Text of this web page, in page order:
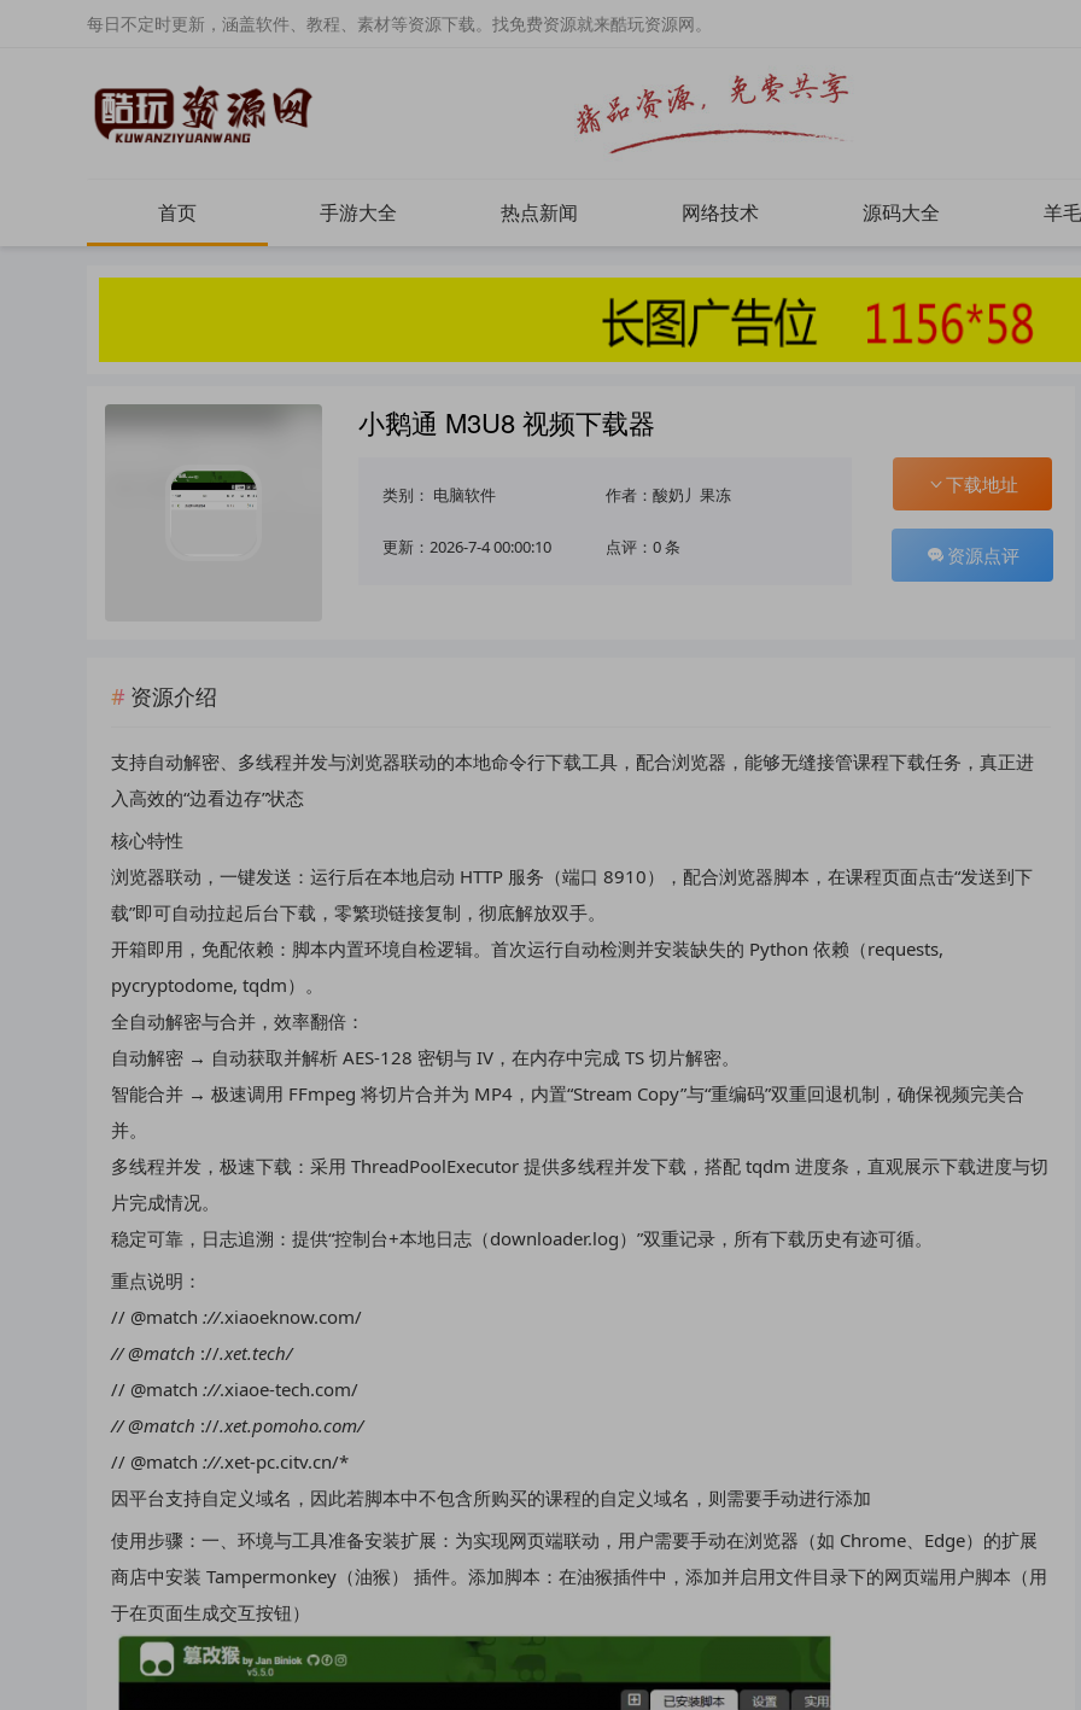
每日不定时更新，涵盖软件、教程、素材等资源下载。找免费资源就来酷玩资源网。
首页 手游大全 热点新闻 网络技术 源码大全 羊
小鹅通 M3U8 视频下载器
类别： 电脑软件 作者：酸奶丿果冻
更新：2026-7-4 00:00:10 点评：0 条
下载地址
资源点评
资源介绍
支持自动解密、多线程并发与浏览器联动的本地命令行下载工具，配合浏览器，能够无缝接管课程下载任务，真正进
入高效的“边看边存”状态
核心特性
浏览器联动，一键发送：运行后在本地启动 HTTP 服务（端口 8910），配合浏览器脚本，在课程页面点击“发送到下
载”即可自动拉起后台下载，零繁琐链接复制，彻底解放双手。
开箱即用，免配依赖：脚本内置环境自检逻辑。首次运行自动检测并安装缺失的 Python 依赖（requests,
pycryptodome, tqdm）。
全自动解密与合并，效率翻倍：
自动解密 → 自动获取并解析 AES-128 密钥与 IV，在内存中完成 TS 切片解密。
智能合并 → 极速调用 FFmpeg 将切片合并为 MP4，内置“Stream Copy”与“重编码”双重回退机制，确保视频完美合
并。
多线程并发，极速下载：采用 ThreadPoolExecutor 提供多线程并发下载，搭配 tqdm 进度条，直观展示下载进度与切
片完成情况。
稳定可靠，日志追溯：提供“控制台+本地日志（downloader.log）”双重记录，所有下载历史有迹可循。
重点说明：
// @match ://.xiaoeknow.com/
// @match ://.xet.tech/
// @match ://.xiaoe-tech.com/
// @match ://.xet.pomoho.com/
// @match ://.xet-pc.citv.cn/*
因平台支持自定义域名，因此若脚本中不包含所购买的课程的自定义域名，则需要手动进行添加
使用步骤：一、环境与工具准备安装扩展：为实现网页端联动，用户需要手动在浏览器（如 Chrome、Edge）的扩展
商店中安装 Tampermonkey（油猴） 插件。添加脚本：在油猴插件中，添加并启用文件目录下的网页端用户脚本（用
于在页面生成交互按钮）